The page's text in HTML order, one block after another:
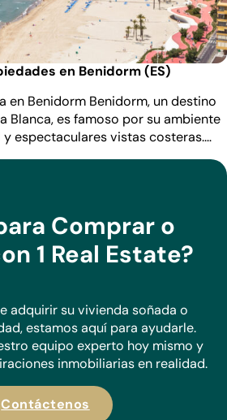
en Benidorm (ES)
en Benidorm Benidorm, un destino
Blanca, es famoso por su ambiente
espectaculares vistas costeras.…
Comprar o
1 Real Estate?
adquirir su vivienda soñada o
estamos aquí para ayudarle.
equipo experto hoy mismo y
inmobiliarias en realidad.
Contáctenos